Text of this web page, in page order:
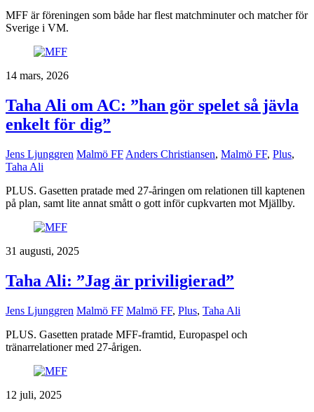
MFF är föreningen som både har flest matchminuter och matcher för
Sverige i VM.
14 mars, 2026
Taha Ali om AC: ”han gör spelet så jävla
enkelt för dig”
Jens Ljunggren Malmö FF Anders Christiansen, Malmö FF, Plus,
Taha Ali
PLUS. Gasetten pratade med 27-åringen om relationen till kaptenen
på plan, samt lite annat smått o gott inför cupkvarten mot Mjällby.
31 augusti, 2025
Taha Ali: ”Jag är priviligierad”
Jens Ljunggren Malmö FF Malmö FF, Plus, Taha Ali
PLUS. Gasetten pratade MFF-framtid, Europaspel och
tränarrelationer med 27-årigen.
12 juli, 2025